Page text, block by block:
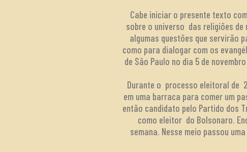
Cabe iniciar o presente texto
sobre o universo das religiões
algumas questões que servirão
como para dialogar com os
de São Paulo no dia 5 de
Durante o processo eleitoral de
em uma barraca para comer um
então candidato pelo Partido dos
como eleitor do Bolsonaro.
semana. Nesse meio passou